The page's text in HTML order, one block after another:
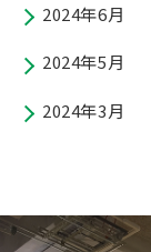
2024年6月
2024年5月
2024年3月